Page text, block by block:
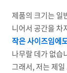
제품의 크기는 일
니어서 공간을 차
작은 사이즈임에
나무랄 데가 없습
그래서, 저는 제